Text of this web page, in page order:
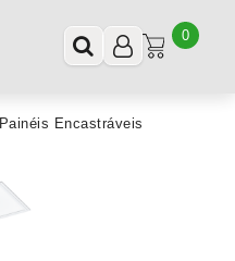
0
Painéis Encastráveis